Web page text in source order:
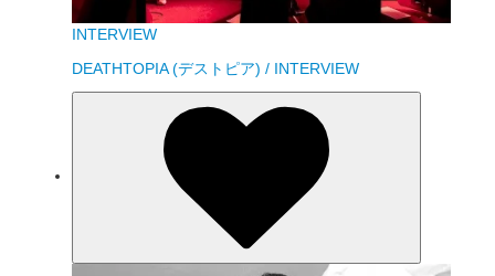
INTERVIEW
DEATHTOPIA (デストピア) / INTERVIEW